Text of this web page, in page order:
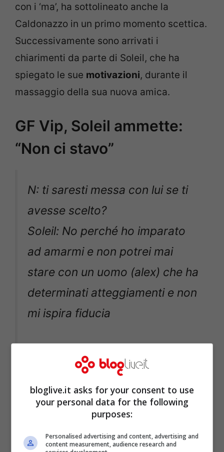
con i ‘ma’, ha sottolineato anche la
Caldonazzo in un primo momento scettica.
Successivamente sono arrivati i
chiarimenti da parte di Soleil, che ha
spiegato le sue motivazioni, durante il
massaggio della sua nuova amica.
GF Vip, Soleil ammette:
“Non ci stavo”
N: ti saresti messa con lui se ti
avesse scelto?
Soleil: No perché ho imparato
ad amarmi e non potrei mai
stare con un uomo (alex) che ha
determinati atteggiamenti e non
mi ispira fiducia
pic.twitter.com/ygOcS4Xqw4
bloglive.it asks for your consent to use
your personal data for the following
purposes:
Personalised advertising and content, advertising and
content measurement, audience research and